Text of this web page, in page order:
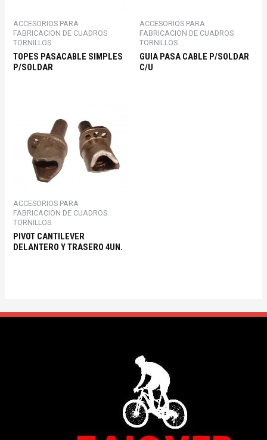
ACCESORIOS PARA
FABRICACION DE CUADROS
TORNILLOS
TOPES PASACABLE SIMPLES
P/SOLDAR
ACCESORIOS PARA
FABRICACION DE CUADROS
TORNILLOS
GUIA PASA CABLE P/SOLDAR
C/U
ACCESORIOS PARA
FABRICACION DE CUADROS
TORNILLOS
PIVOT CANTILEVER
DELANTERO Y TRASERO 4UN.